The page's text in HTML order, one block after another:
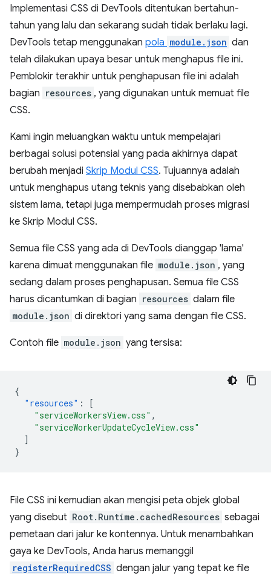
Implementasi CSS di DevTools ditentukan bertahun-
tahun yang lalu dan sekarang sudah tidak berlaku lagi.
DevTools tetap menggunakan pola module.json dan
telah dilakukan upaya besar untuk menghapus file ini.
Pemblokir terakhir untuk penghapusan file ini adalah
bagian resources , yang digunakan untuk memuat file
CSS.
Kami ingin meluangkan waktu untuk mempelajari
berbagai solusi potensial yang pada akhirnya dapat
berubah menjadi Skrip Modul CSS. Tujuannya adalah
untuk menghapus utang teknis yang disebabkan oleh
sistem lama, tetapi juga mempermudah proses migrasi
ke Skrip Modul CSS.
Semua file CSS yang ada di DevTools dianggap 'lama'
karena dimuat menggunakan file module.json , yang
sedang dalam proses penghapusan. Semua file CSS
harus dicantumkan di bagian resources dalam file
module.json di direktori yang sama dengan file CSS.
Contoh file module.json yang tersisa:
{
"resources" :
[
"serviceWorkersView.css" ,
"serviceWorkerUpdateCycleView.css"
]
}
File CSS ini kemudian akan mengisi peta objek global
yang disebut Root.Runtime.cachedResources sebagai
pemetaan dari jalur ke kontennya. Untuk menambahkan
gaya ke DevTools, Anda harus memanggil
registerRequiredCSS dengan jalur yang tepat ke file